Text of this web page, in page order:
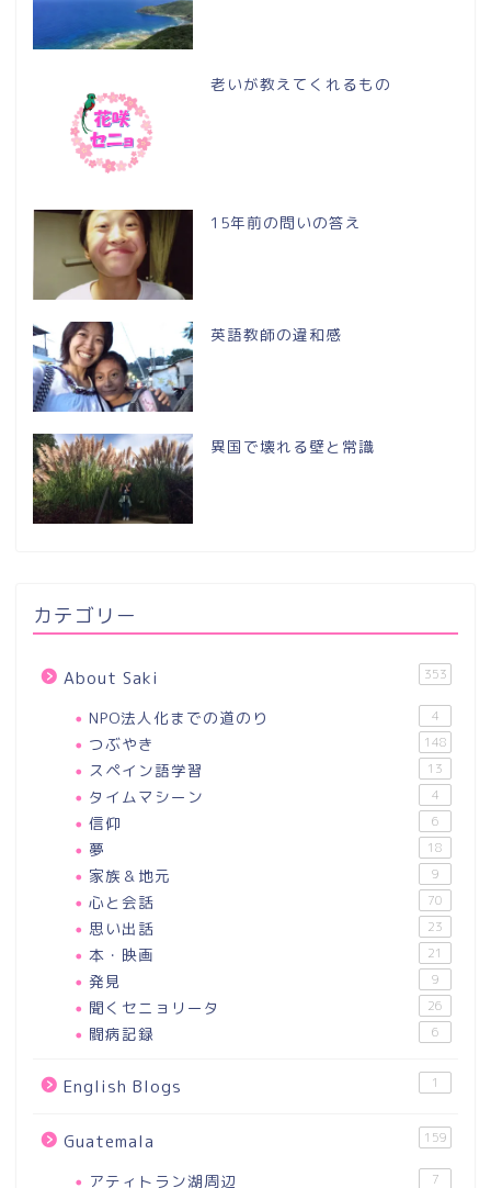
老いが教えてくれるもの
15年前の問いの答え
英語教師の違和感
異国で壊れる壁と常識
カテゴリー
About Saki 353
NPO法人化までの道のり 4
つぶやき 148
スペイン語学習 13
タイムマシーン 4
信仰 6
夢 18
家族＆地元 9
心と会話 70
思い出話 23
本・映画 21
発見 9
聞くセニョリータ 26
闘病記録 6
English Blogs 1
Guatemala 159
アティトラン湖周辺 7